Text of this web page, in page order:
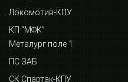
Локомотив-КПУ
КП “МФК”
Металург поле 1
ПС ЗАБ
СК Спартак-КПУ